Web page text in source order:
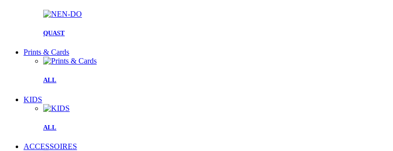
QUAST
Prints & Cards
ALL
KIDS
ALL
ACCESSOIRES